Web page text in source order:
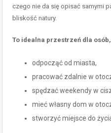
czego nie da się opisać samymi
bliskość natury.
To idealna przestrzeń dla
odpocząć od miasta,
pracować zdalnie w
spędzać weekendy w
mieć własny dom w
stworzyć miejsce do